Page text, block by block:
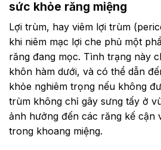
sức khỏe răng miệng
Lợi trùm, hay viêm lợi trùm
khi niêm mạc lợi che phủ một
răng đang mọc. Tình trạng này
khôn hàm dưới, và có thể dẫn
khỏe nghiêm trọng nếu không
trùm không chỉ gây sưng tấy ở
ảnh hưởng đến các răng kế cận
trong khoang miệng.